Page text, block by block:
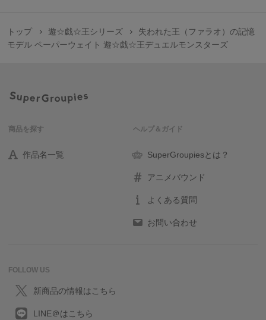
トップ 遊☆戯☆王シリーズ
失われた王（ファラオ）の記憶
モデル ペーパーウェイト 遊☆戯☆王デュエルモンスターズ
商品を探す
作品名一覧
ヘルプ＆ガイド
SuperGroupiesとは？
アニメバウンド
よくある質問
お問い合わせ
FOLLOW US
新商品の情報はこちら
LINE＠はこちら